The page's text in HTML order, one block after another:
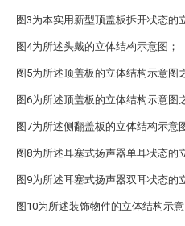
图3为本实用新型顶盖板拆开状态的
图4为所述头戴的立体结构示意图；
图5为所述顶盖板的立体结构示意图
图6为所述顶盖板的立体结构示意图
图7为所述侧翻盖板的立体结构示意
图8为所述耳塞式扬声器单耳状态的
图9为所述耳塞式扬声器双耳状态的
图10为所述装饰物件的立体结构示意